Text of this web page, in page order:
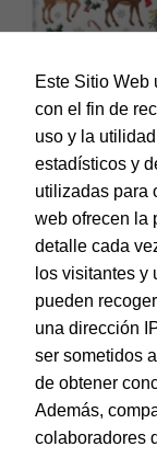
Dohe – Tarjeta
cm – Modelo
EAN:
©
Este Sitio Web
con el fin de
uso y la
estadísticos y
utilizadas para
web ofrecen la
detalle cada
los visitantes y
pueden
una dirección
ser sometidos
de obtener
Además,
colaboradores